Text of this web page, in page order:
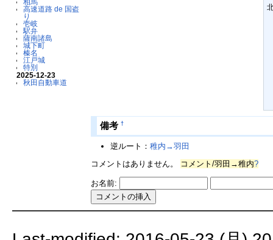
高速道路 de 国盗
り
壱岐
駅弁
薩南諸島
城下町
榛名
江戸城
特別
2025-12-23
秋田自動車道
備考 †
逆ルート：稚内→羽田
コメントはありません。
コメント/羽田→稚内?
お名前: